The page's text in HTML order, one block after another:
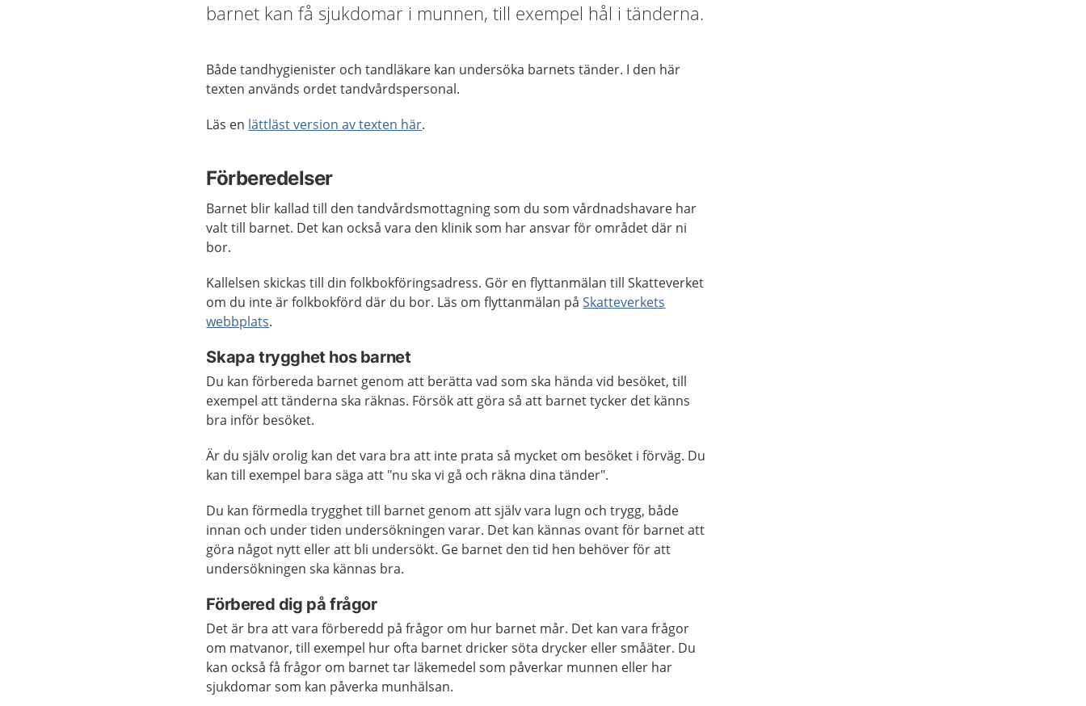
barnet kan få sjukdomar i munnen, till exempel hål i tänderna.
Både tandhygienister och tandläkare kan undersöka barnets tänder. I den här
texten används ordet tandvårdspersonal.
Läs en lättläst version av texten här.
Förberedelser
Barnet blir kallad till den tandvårdsmottagning som du som vårdnadshavare har
valt till barnet. Det kan också vara den klinik som har ansvar för området där ni
bor.
Kallelsen skickas till din folkbokföringsadress. Gör en flyttanmälan till Skatteverket
om du inte är folkbokförd där du bor. Läs om flyttanmälan påSkatteverkets
webbplats.
Skapa trygghet hos barnet
Du kan förbereda barnet genom att berätta vad som ska hända vid besöket, till
exempel att tänderna ska räknas. Försök att göra så att barnet tycker det känns
bra inför besöket.
Är du själv orolig kan det vara bra att inte prata så mycket om besöket i förväg. Du
kan till exempel bara säga att "nu ska vi gå och räkna dina tänder".
Du kan förmedla trygghet till barnet genom att själv vara lugn och trygg, både
innan och under tiden undersökningen varar. Det kan kännas ovant för barnet att
göra något nytt eller att bli undersökt. Ge barnet den tid hen behöver för att
undersökningen ska kännas bra.
Förbered dig på frågor
Det är bra att vara förberedd på frågor om hur barnet mår. Det kan vara frågor
om matvanor, till exempel hur ofta barnet dricker söta drycker eller småäter. Du
kan också få frågor om barnet tar läkemedel som påverkar munnen eller har
sjukdomar som kan påverka munhälsan.